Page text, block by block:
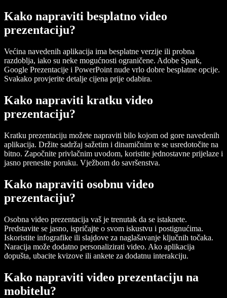
Kako napraviti besplatno video
prezentaciju?
Većina navedenih aplikacija ima besplatne verzije ili probna
razdoblja, iako su neke mogućnosti ograničene. Adobe Spark,
Google Prezentacije i PowerPoint nude vrlo dobre besplatne opcije.
Svakako provjerite detalje cijena prije odabira.
Kako napraviti kratku video
prezentaciju?
Kratku prezentaciju možete napraviti bilo kojom od gore navedenih
aplikacija. Držite sadržaj sažetim i dinamičnim te se usredotočite na
bitno. Započnite privlačnim uvodom, koristite jednostavne prijelaze i
jasno prenesite poruku. Vježbom do savršenstva.
Kako napraviti osobnu video
prezentaciju?
Osobna video prezentacija vaš je trenutak da se istaknete.
Predstavite se jasno, ispričajte o svom iskustvu i postignućima.
Iskoristite infografike ili slajdove za naglašavanje ključnih točaka.
Naracija može dodatno personalizirati video. Ako aplikacija
dopušta, ubacite kvizove ili ankete za dodatnu interakciju.
Kako napraviti video prezentaciju na
mobitelu?